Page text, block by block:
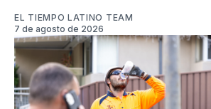
EL TIEMPO LATINO TEAM
7 de agosto de 2026